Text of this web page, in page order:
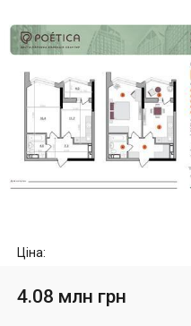
Ціна:
4.08 млн грн